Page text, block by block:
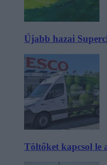
Újabb hazai
Töltőket kapcsol le